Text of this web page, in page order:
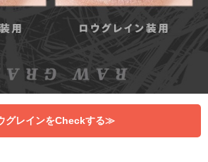
グレインをCheckする≫